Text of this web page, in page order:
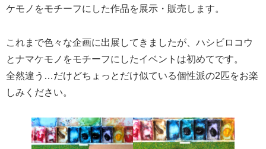
ケモノをモチーフにした作品を展示・販売します。
これまで色々な企画に出展してきましたが、ハシビロコウ
とナマケモノをモチーフにしたイベントは初めてです。
全然違う…だけどちょっとだけ似ている個性派の2匹をお楽
しみください。